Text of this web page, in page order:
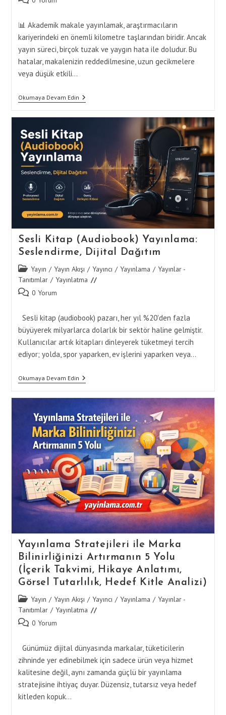
📊 Akademik makale yayınlamak, araştırmacıların
kariyerindeki en önemli kilometre taşlarından biridir. Ancak
yayın süreci, birçok tuzak ve yaygın hata ile doludur. Bu
hatalar, makalenizin reddedilmesine, uzun gecikmelere
veya düşük etkili…
Okumaya Devam EdinYayınlama
Büyük
10
Hata
Sesli Kitap (Audiobook) Yayınlama:
Seslendirme, Dijital Dağıtım
Post
category:
Yayın / Yayın Akışı / Yayıncı / Yayınlama / Yayınlar -
Tanıtımlar / Yayınlatma
Post 0 Yorum
Sesli kitap (audiobook) pazarı, her yıl %20'den fazla
büyüyerek milyarlarca dolarlık bir sektör haline gelmiştir.
Kullanıcılar artık kitapları dinleyerek tüketmeyi tercih
ediyor; yolda, spor yaparken, ev işlerini yaparken veya…
Okumaya Devam EdinSesli
Kitap
Yayınlama:
Seslendirme,
Dijital
Dağıtım
Yayınlama Stratejileri ile Marka
Bilinirliğinizi Artırmanın 5 Yolu
(İçerik Takvimi, Hikaye Anlatımı,
Görsel Tutarlılık, Hedef Kitle Analizi)
Post
category:
Yayın / Yayın Akışı / Yayıncı / Yayınlama / Yayınlar -
Tanıtımlar / Yayınlatma
Post 0 Yorum
Günümüz dijital dünyasında markalar, tüketicilerin
zihninde yer edinebilmek için sadece ürün veya hizmet
kalitesine değil, aynı zamanda güçlü bir yayınlama
stratejisine ihtiyaç duyar. Düzensiz, tutarsız veya hedef
kitleden kopuk…